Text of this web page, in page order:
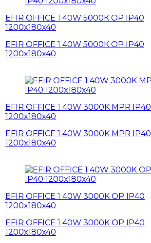
EFIR OFFICE 1 40W 5000К OP IP40
1200x180x40
EFIR OFFICE 1 40W 5000К OP IP40
1200x180x40
EFIR OFFICE 1 40W 3000K MPR IP40
1200x180x40
EFIR OFFICE 1 40W 3000K MPR IP40
1200x180x40
EFIR OFFICE 1 40W 3000K OP IP40
1200x180x40
EFIR OFFICE 1 40W 3000K OP IP40
1200x180x40